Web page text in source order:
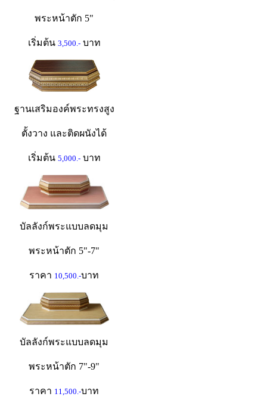
พระหน้าตัก 5"
เริ่มต้น 3,500.- บาท
ฐานเสริมองค์พระทรงสูง
ตั้งวาง และติดผนังได้
เริ่มต้น 5,000.- บาท
บัลลังก์พระแบบลดมุม
พระหน้าตัก 5"-7"
ราคา 10,500.-บาท
บัลลังก์พระแบบลดมุม
พระหน้าตัก 7"-9"
ราคา 11,500.-บาท